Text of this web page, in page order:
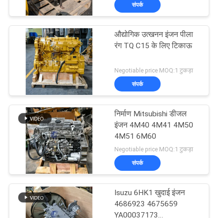
फैक्टरी
यात्रा
गुणवत्ता
नियंत्रण
संपर्क
करें
समाचार
खुदाई अंतिम ड्राइव
910
खुदाई घुमाओ गियरबॉक्स
196
संपर्क
औद्योगिक उत्खनन इंजन पीला
रंग TQ C15 के लिए टिकाऊ
Negotiable price MOQ:1 टुकड़ा
संपर्क
निर्माण Mitsubishi डीजल
इंजन 4M40 4M41 4M50
4M51 6M60
Negotiable price MOQ:1 टुकड़ा
संपर्क
Isuzu 6HK1 खुदाई इंजन
4686923 4675659
YA00037173